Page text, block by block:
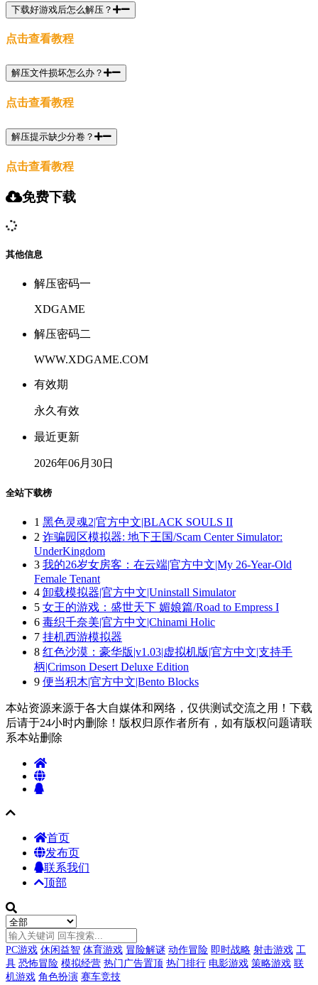
下载好游戏后怎么解压？
点击查看教程
解压文件损坏怎么办？
点击查看教程
解压提示缺少分卷？
点击查看教程
免费下载
其他信息
解压密码一
XDGAME
解压密码二
WWW.XDGAME.COM
有效期
永久有效
最近更新
2026年06月30日
全站下载榜
1 黑色灵魂2|官方中文|BLACK SOULS II
2 诈骗园区模拟器: 地下王国/Scam Center Simulator:
UnderKingdom
3 我的26岁女房客：在云端|官方中文|My 26-Year-Old
Female Tenant
4 卸载模拟器|官方中文|Uninstall Simulator
5 女王的游戏：盛世天下 媚娘篇/Road to Empress I
6 毒织千奈美|官方中文|Chinami Holic
7 挂机西游模拟器
8 红色沙漠：豪华版|v1.03|虚拟机版|官方中文|支持手
柄|Crimson Desert Deluxe Edition
9 便当积木|官方中文|Bento Blocks
本站资源来源于各大自媒体和网络，仅供测试交流之用！下载
后请于24小时内删除！版权归原作者所有，如有版权问题请联
系本站删除
首页
发布页
联系我们
顶部
PC游戏 休闲益智 体育游戏 冒险解谜 动作冒险 即时战略 射击游戏 工
具 恐怖冒险 模拟经营 热门广告置顶 热门排行 电影游戏 策略游戏 联
机游戏 角色扮演 赛车竞技